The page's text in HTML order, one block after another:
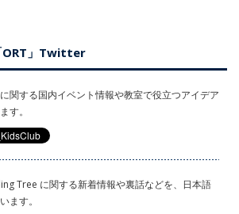
ORT」Twitter
関する国内イベント情報や教室で役立つアイデア
す。
Tree に関する新着情報や裏話などを、日本語
ます。